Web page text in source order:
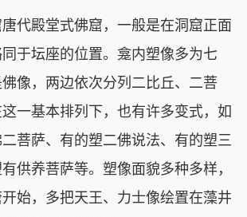
殿堂式佛窟，一般是在洞窟正面
于坛座的位置。龛内塑像多为七
像，两边依次分列二比丘、二菩
一基本排列下，也有许多变式，如
菩萨、有的塑二佛说法、有的塑三
供养菩萨等。塑像面貌多种多样，
始，多把天王、力士像绘置在藻井